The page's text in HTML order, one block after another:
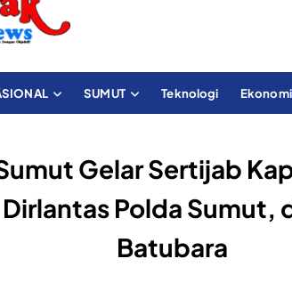
SUMUT Teknologi Ekonomi
Gelar Sertijab
Polda Sumut,
Batubara